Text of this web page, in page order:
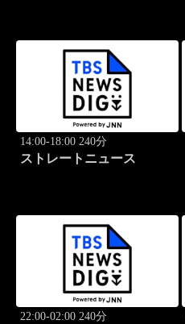
14:00-18:00 240分
ストレートニュース
22:00-02:00 240分